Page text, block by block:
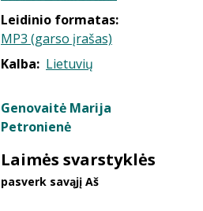
Leidinio formatas:
MP3 (garso įrašas)
Kalba: Lietuvių
Genovaitė Marija
Petronienė
Laimės svarstyklės
pasverk savąjį Aš